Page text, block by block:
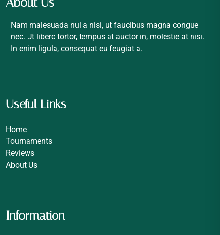
Nam malesuada nulla nisi, ut faucibus magna congue
nec. Ut libero tortor, tempus at auctor in, molestie at nisi.
In enim ligula, consequat eu feugiat a.
Useful Links
Home
Tournaments
Reviews
About Us
Information